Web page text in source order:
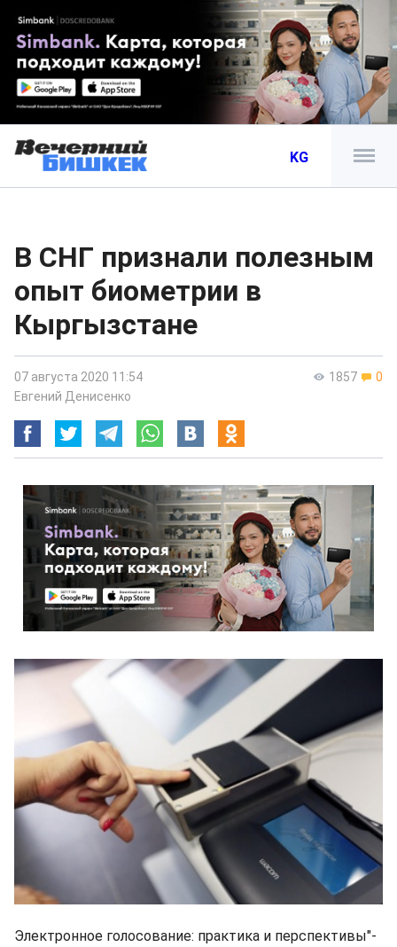
KG
В СНГ признали полезным
опыт биометрии в
Кыргызстане
1857 0
07 августа 2020 11:54
Евгений Денисенко
Электронное голосование: практика и перспективы"-